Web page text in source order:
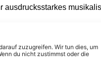
zuzugreifen. Wir tun dies, um
du nicht zustimmst oder die
ausdrucksstarkes